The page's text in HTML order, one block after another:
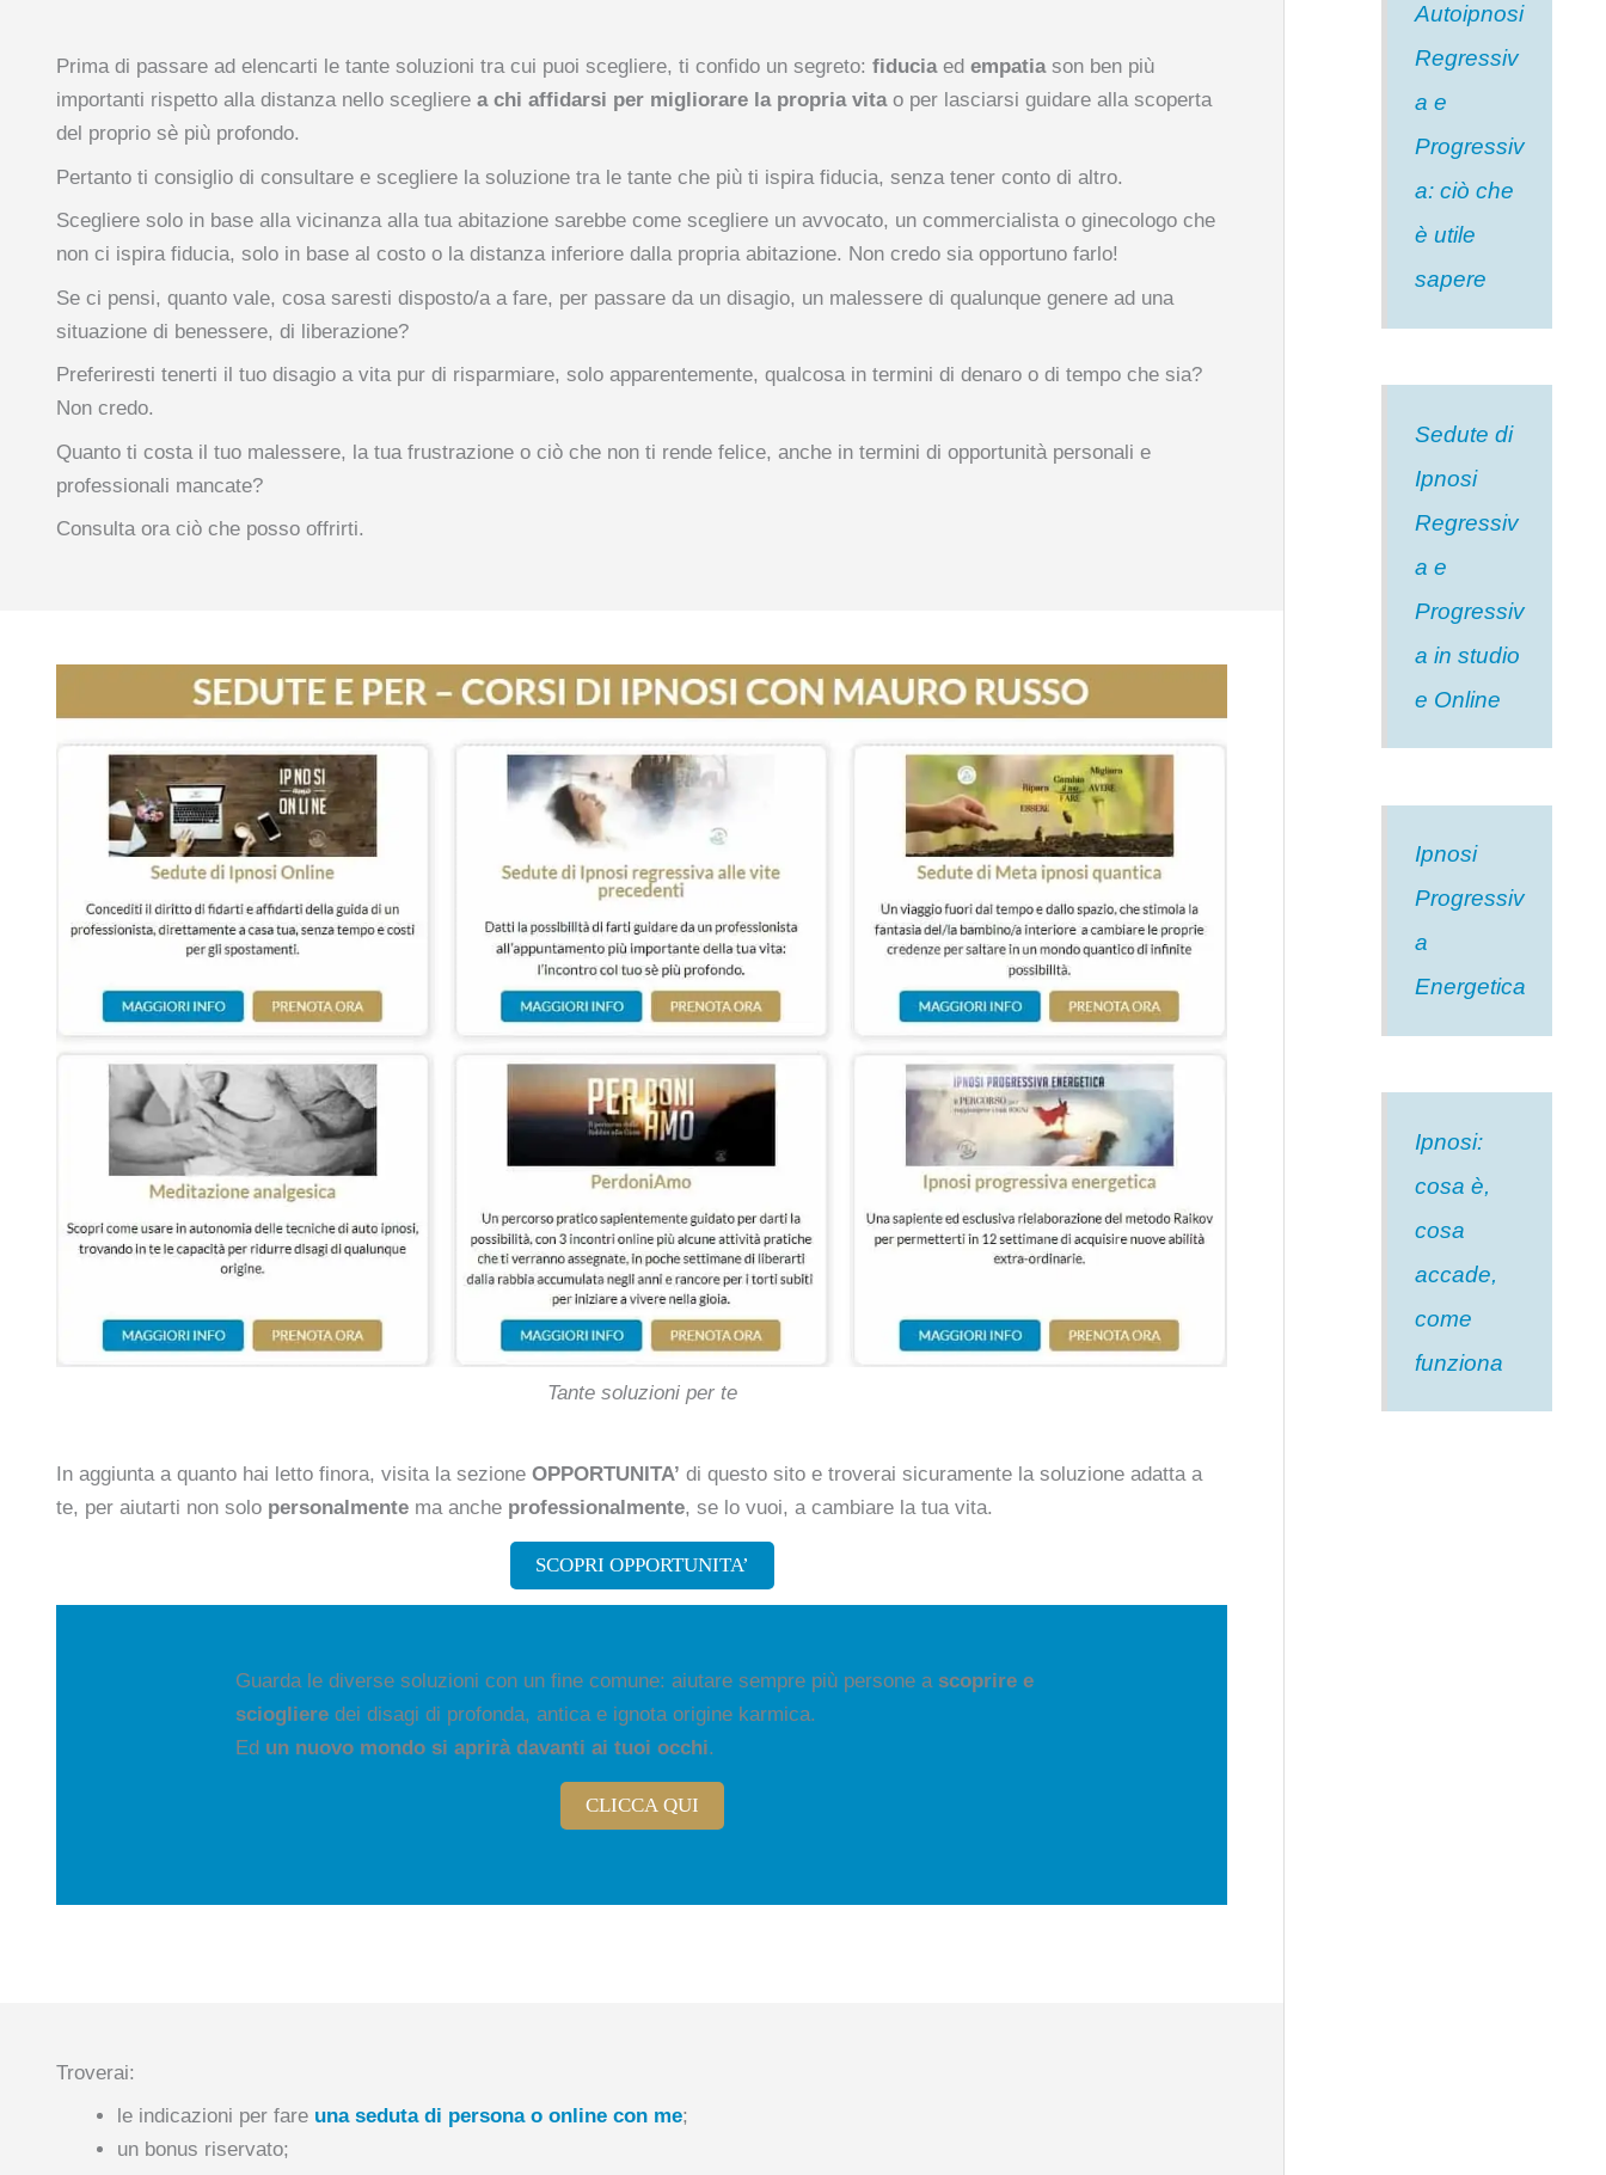
Prima di passare ad elencarti le tante soluzioni tra cui puoi scegliere, ti confido un segreto: fiduciaed empatia son ben più
importanti rispetto alla distanza nello scegliere a chi affidarsi per migliorare la propria vitao per lasciarsi guidare alla scoperta
del proprio sè più profondo.
Pertanto ti consiglio di consultare e scegliere la soluzione tra le tante che più ti ispira fiducia, senza tener conto di altro.
Scegliere solo in base alla vicinanza alla tua abitazione sarebbe come scegliere un avvocato, un commercialista o ginecologo che
non ci ispira fiducia, solo in base al costo o la distanza inferiore dalla propria abitazione. Non credo sia opportuno farlo!
Se ci pensi, quanto vale, cosa saresti disposto/a a fare, per passare da un disagio, un malessere di qualunque genere ad una
situazione di benessere, di liberazione?
Preferiresti tenerti il tuo disagio a vita pur di risparmiare, solo apparentemente, qualcosa in termini di denaro o di tempo che sia?
Non credo.
Quanto ti costa il tuo malessere, la tua frustrazione o ciò che non ti rende felice, anche in termini di opportunità personali e
professionali mancate?
Consulta ora ciò che posso offrirti.
Tante soluzioni per te
In aggiunta a quanto hai letto finora, visita la sezione OPPORTUNITA’ di questo sito e troverai sicuramente la soluzione adatta a
te, per aiutarti non solo personalmentema anche professionalmente, se lo vuoi, a cambiare la tua vita.
SCOPRI OPPORTUNITA’
Guarda le diverse soluzioni con un fine comune: aiutare sempre più persone ascoprire e
scioglieredei disagi di profonda, antica e ignota origine karmica.
Ed un nuovo mondo si aprirà davanti ai tuoi occhi.
CLICCA QUI
Troverai:
le indicazioni per fare una seduta di persona o online con me;
un bonus riservato;
Autoipnosi
Regressiv
a e
Progressiv
a: ciò che
è utile
sapere
Sedute di
Ipnosi
Regressiv
a e
Progressiv
a in studio
e Online
Ipnosi
Progressiv
a
Energetica
Ipnosi:
cosa è,
cosa
accade,
come
funziona